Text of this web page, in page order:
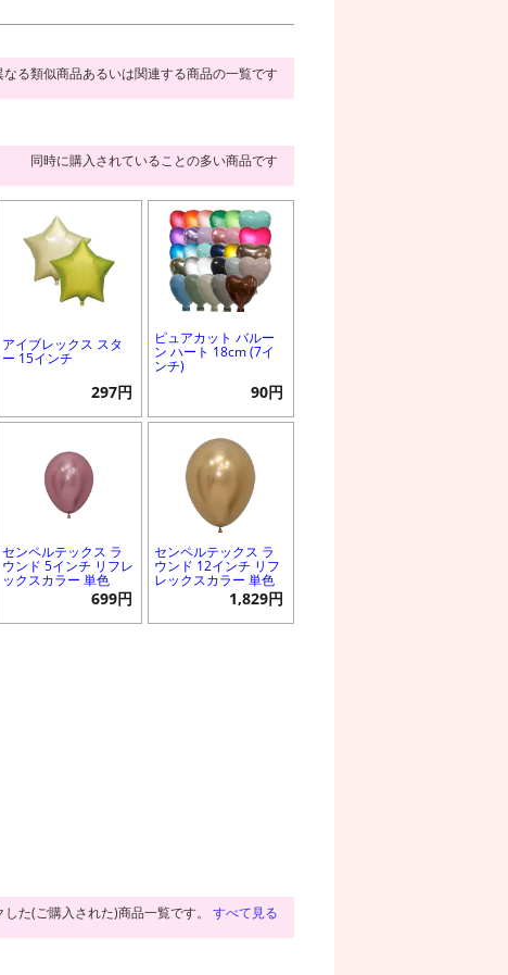
る類似商品あるいは関連する商品の一覧です
同時に購入されていることの多い商品です
アイブレックス スタ
ー 15インチ
297円
ピュアカット バルー
ン ハート 18cm (7イ
ンチ)
90円
センペルテックス ラ
ウンド 5インチ リフレ
ックスカラー 単色
699円
センペルテックス ラ
ウンド 12インチ リフ
レックスカラー 単色
1,829円
た(ご購入された)商品一覧です。 すべて見る